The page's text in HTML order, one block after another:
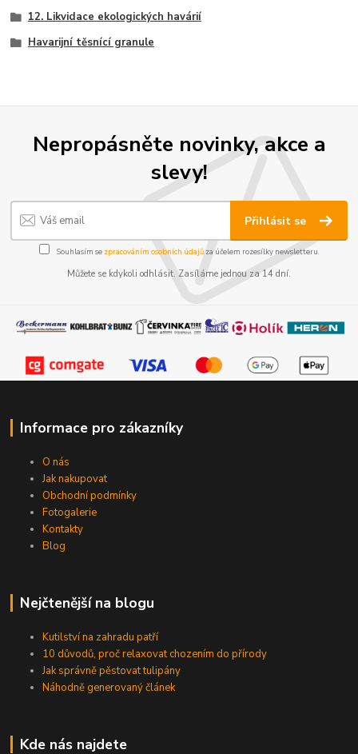
12. Likvidace ekologických havárií
Havarijní těsnící granule
Nepropásněte novinky, akce a
slevy!
Přihlásit se
Souhlasím se zpracováním osobních údajůza účelem rozesílky newsletteru.
Můžete se kdykoli odhlásit. Zasíláme jednou za 14 dní.
Informace pro zákazníky
O nás
Jak nakupovat
Obchodní podmínky
Fotogalerie
Kontakty
Blog
Nejčtenější na blogu
Kutilství na zahradu patří
10 důvodů, proč relaxovat chozením do přírody
Jak správně pěstovat tulipány
Náhodně generovaný článek
Kde nás najdete